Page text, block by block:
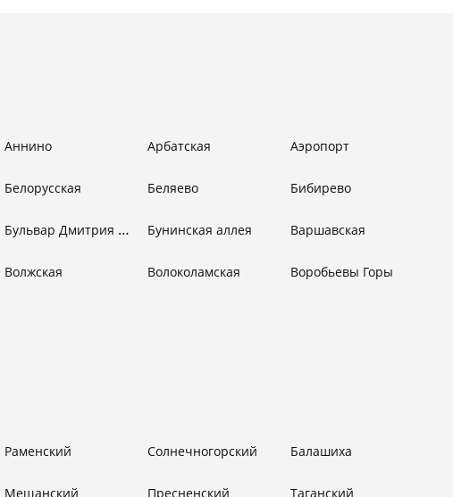
Аннино Арбатская Аэропорт
Белорусская Беляево Бибирево
Бульвар Дмитрия Донского Бунинская аллея Варшавская
Волжская Волоколамская Воробьевы Горы
Раменский Солнечногорский Балашиха
Мещанский Пресненский Таганский